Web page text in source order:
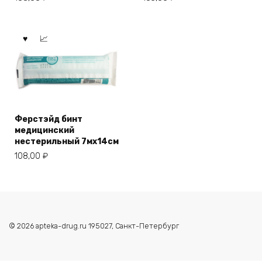
Ферстэйд бинт
медицинский
нестерильный 7мх14см
108,00 ₽
© 2026 apteka-drug.ru 195027, Санкт-Петербург